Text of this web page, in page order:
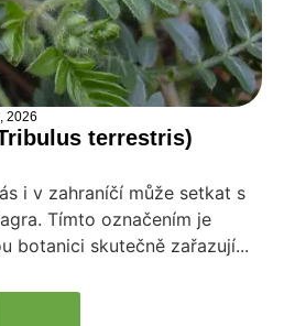
2026
terrestris)
i v zahraníčí může setkat s
Tímto označením je
botanici skutečně zařazují...